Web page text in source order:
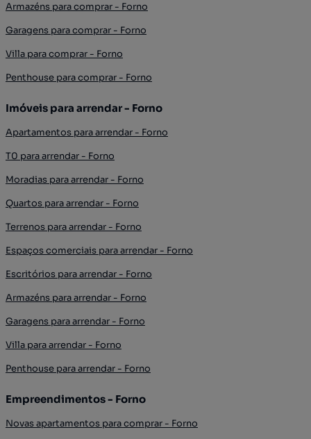
Armazéns para comprar - Forno
Garagens para comprar - Forno
Villa para comprar - Forno
Penthouse para comprar - Forno
Imóveis para arrendar - Forno
Apartamentos para arrendar - Forno
T0 para arrendar - Forno
Moradias para arrendar - Forno
Quartos para arrendar - Forno
Terrenos para arrendar - Forno
Espaços comerciais para arrendar - Forno
Escritórios para arrendar - Forno
Armazéns para arrendar - Forno
Garagens para arrendar - Forno
Villa para arrendar - Forno
Penthouse para arrendar - Forno
Empreendimentos - Forno
Novas apartamentos para comprar - Forno